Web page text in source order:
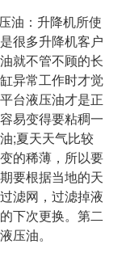
油：升降机所使
很多升降机客户
就不管不顾的长
异常工作时才觉
台液压油才是正
易变得要粘稠一
;夏天天气比较
的稀薄，所以要
要根据当地的天
滤网，过滤掉液
下次更换。第二
压油。